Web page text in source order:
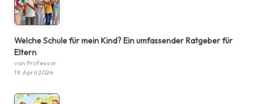
Welche Schule für mein Kind? Ein umfassender Ratgeber für
Eltern
von Professor
19. April 2024